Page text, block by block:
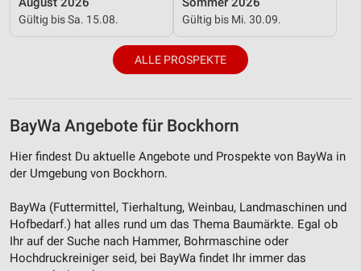
Gültig bis Sa. 15.08. Gültig bis Mi. 30.09.
ALLE PROSPEKTE
BayWa Angebote für Bockhorn
Hier findest Du aktuelle Angebote und Prospekte von BayWa in
der Umgebung von Bockhorn.
BayWa (Futtermittel, Tierhaltung, Weinbau, Landmaschinen und
Hofbedarf.) hat alles rund um das Thema Baumärkte. Egal ob
Ihr auf der Suche nach Hammer, Bohrmaschine oder
Hochdruckreiniger seid, bei BayWa findet Ihr immer das
Verwendung reduzierter Daten zur Auswahl von
Geräte anhand von aktiv angeforderten
Informationen identifizieren
Nicht-IAB-Verarbeitungszwecke:
Notwendig
Performance
Funktional